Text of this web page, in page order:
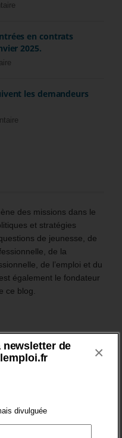
newsletter de
divulguée
×
en contrats
2025.
les demandeurs
des missions dans le
et stratégies
de jeunesse, de
de la
de l’emploi et du
également le fondateur
ce blog.
emploi estime les
Required fields are